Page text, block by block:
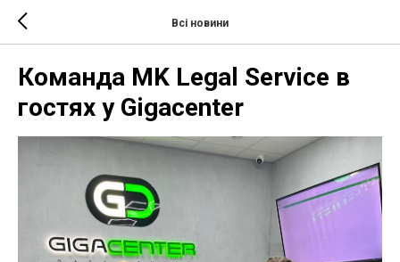
Всі новини
Команда MK Legal Service в
гостях у Gigacenter